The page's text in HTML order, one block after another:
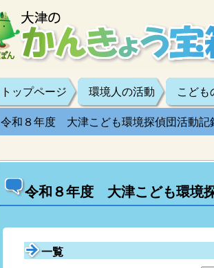
トップページ 環境人の活動 こども
令和８年度 大津こども環境探偵団活動記
令和８年度 大津こども環境
一覧